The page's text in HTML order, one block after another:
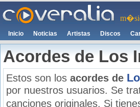
Inicio Noticias Artistas Discos
Acordes de Los
Estos son los acordes de
por nuestros usuarios. Se
canciones originales. Si